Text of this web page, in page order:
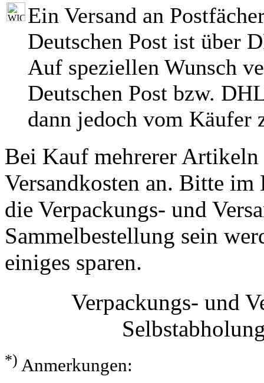
Ein Versand an
Deutschen Post ist über
Auf speziellen Wunsch
Deutschen Post bzw.
dann jedoch vom Käufer
Bei Kauf mehrerer
Versandkosten an. Bitte
die Verpackungs- und
Sammelbestellung sein
einiges sparen.
Verpackungs- und
*) Anmerkungen: